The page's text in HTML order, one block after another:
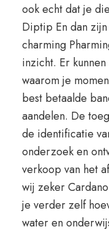
ook echt dat je
Diptip En dan
charming
inzicht. Er
waarom je
best betaalde
aandelen. De
de identificatie
onderzoek en
verkoop van het
wij zeker
je verder zelf
water en